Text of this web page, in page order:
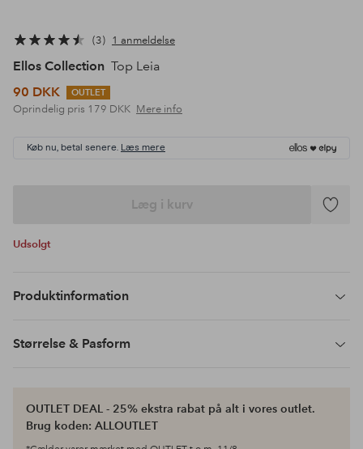
3 1 anmeldelse
Ellos Collection Top Leia
90 DKK
OUTLET
Oprindelig pris 179 DKK Mere info
Køb nu, betal senere. Læs mere
Læg i kurv
Tilføj
Udsolgt
Produktinformation
Størrelse & Pasform
OUTLET DEAL - 25% ekstra rabat på alt i vores outlet.
Brug koden: ALLOUTLET